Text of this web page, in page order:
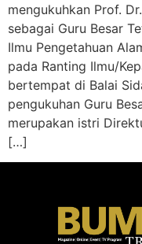
mengukuhkan Prof.
sebagai Guru Besar
Ilmu Pengetahuan
pada Ranting Ilmu/
bertempat di Balai
pengukuhan Guru
merupakan istri
[…]